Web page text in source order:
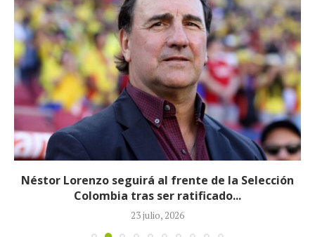
Néstor Lorenzo seguirá al frente de la Selección
Colombia tras ser ratificado...
23 julio, 2026